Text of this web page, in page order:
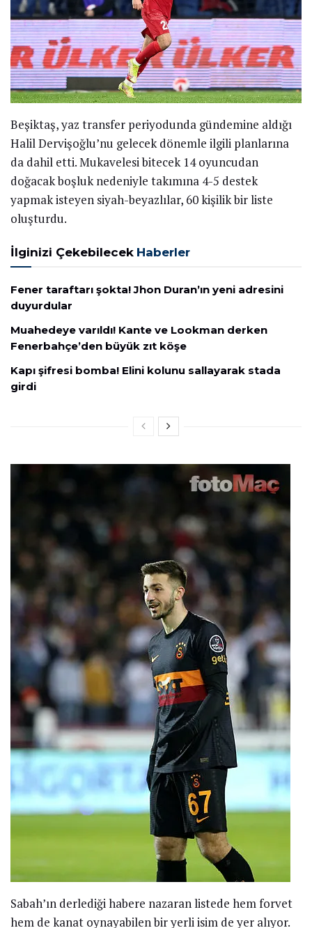
Beşiktaş, yaz transfer periyodunda gündemine aldığı
Halil Dervişoğlu’nu gelecek dönemle ilgili planlarına
da dahil etti. Mukavelesi bitecek 14 oyuncudan
doğacak boşluk nedeniyle takımına 4-5 destek
yapmak isteyen siyah-beyazlılar, 60 kişilik bir liste
oluşturdu.
İlginizi Çekebilecek Haberler
Fener taraftarı şokta! Jhon Duran’ın yeni adresini
duyurdular
Muahedeye varıldı! Kante ve Lookman derken
Fenerbahçe’den büyük zıt köşe
Kapı şifresi bomba! Elini kolunu sallayarak stada
girdi
Sabah’ın derlediği habere nazaran listede hem forvet
hem de kanat oynayabilen bir yerli isim de yer alıyor.